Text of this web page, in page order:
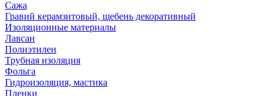
Сажа
Гравий керамзитовый, щебень декоративный
Изоляционные материалы
Лавсан
Полиэтилен
Трубная изоляция
Фольга
Гидроизоляция, мастика
Пленки